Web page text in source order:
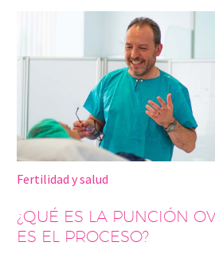
Fertilidad y salud
¿QUÉ ES LA PUNCIÓN
ES EL PROCESO?